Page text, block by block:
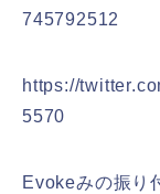
745792512
https://
5570
Evokeみの振り